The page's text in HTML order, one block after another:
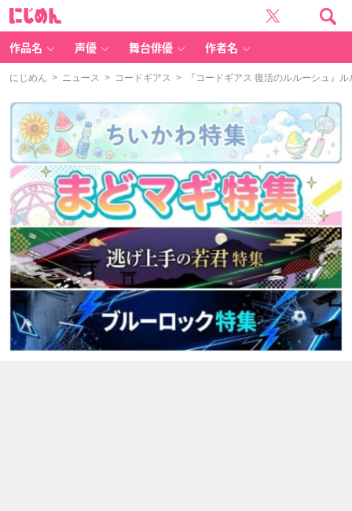
作品名 声優 舞台俳優 作者名
にじめん > ニュース > コードギアス > 『コードギアス 復活のルルーシュ』